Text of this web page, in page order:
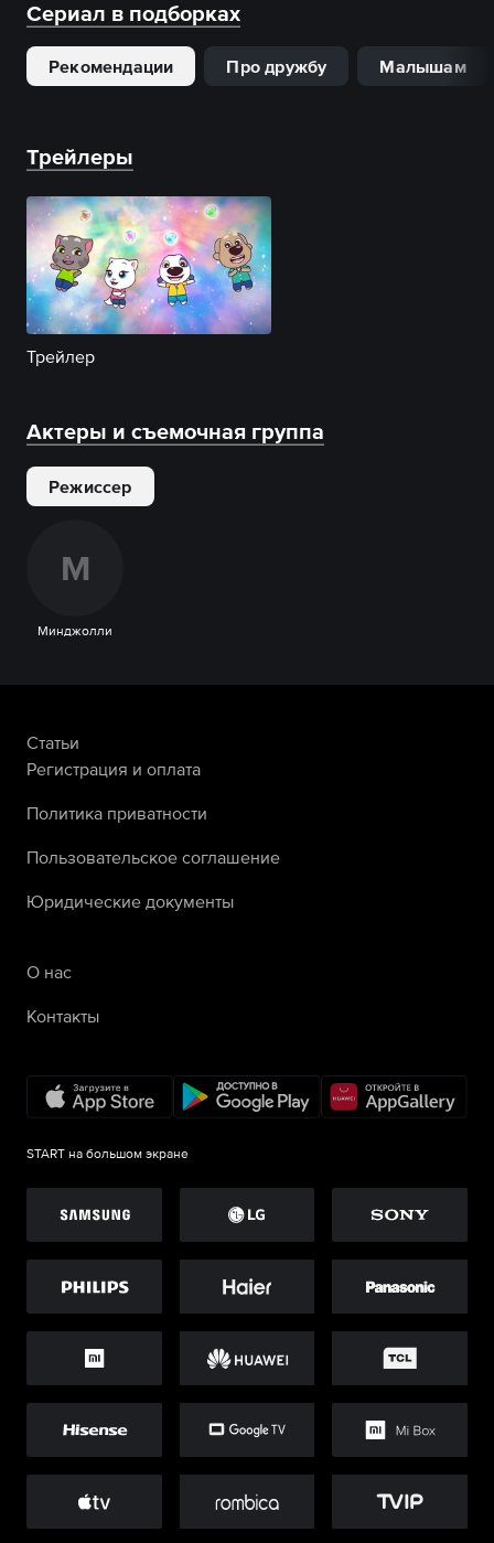
Сериал в подборках
Рекомендации Про дружбу Малышам
Трейлеры
Трейлер
Актеры и съемочная группа
Режиссер
М
Минджолли
Статьи
Регистрация и оплата
Политика приватности
Пользовательское соглашение
Юридические документы
О нас
Контакты
START на большом экране